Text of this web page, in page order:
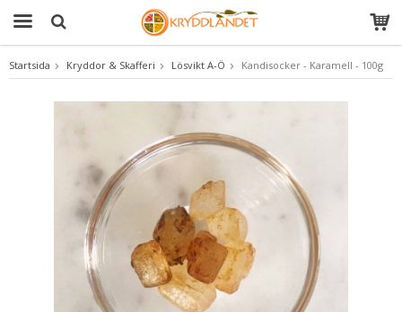
Produkten har blivit tillagd i varukorgen
Startsida Kryddor & Skafferi Lösvikt A-Ö Kandisocker - Karamell - 100g